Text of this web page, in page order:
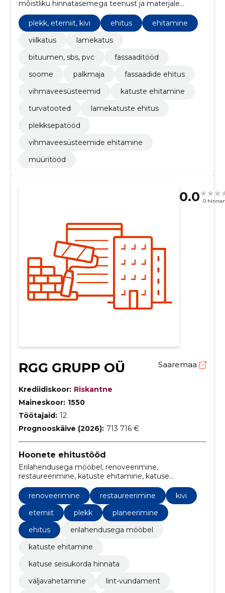
mõistliku hinnatasemega teenust ja materjale
vastavalt objekti eripäradele ja tellija eelarvele.
plekk, eterniit, kivi
ehitus
ehitamine
viilkatus
lamekatus
bituumen, sbs, pvc
fassaaditööd
soome
palkmaja
fassaadide ehitus
vihmaveesüsteemid
katuste ehitamine
turvatooted
lamekatuste ehitus
plekksepatööd
vihmaveesüsteemide ehitamine
müüritööd
0.0 0
RGG GRUPP OÜ Saaremaa
Krediidiskoor: Riskantne
Maineskoor: 1550
Töötajaid: 12
Prognooskäive (2026): 713 716 €
Hoonete ehitustööd
Erilahendusega mööbel, renoveerimine,
restaureerimine, katuste ehitamine, katuse
seisukorda hinnata, väljavahetamine, Kivi, Eterniit,
plekk, lint-vundament
renoveerimine restaureerimine
kivi
eterniit
plekk
planeerimine
ehitus
erilahendusega mööbel
katuste ehitamine
katuse seisukorda hinnata
väljavahetamine
lint-vundament